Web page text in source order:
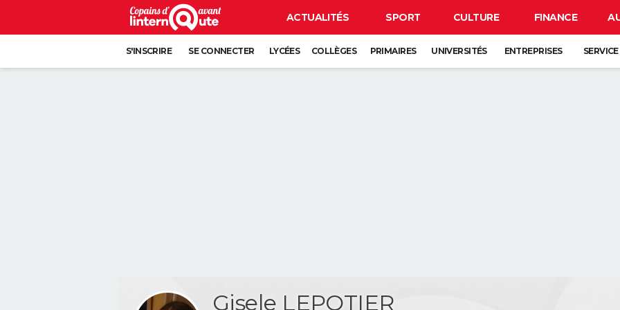
ACTUALITÉS SPORT CULTURE FINANCE
S'INSCRIRE SE CONNECTER LYCÉES COLLÈGES PRIMAIRES UNIVERSITÉS ENTREPRISES
Gisele LEPOTIER